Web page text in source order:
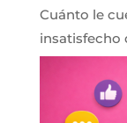
Cuánto le
insatisfecho